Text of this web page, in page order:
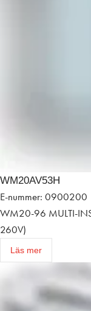
WM20AV53H
E-nummer: 0900200
WM20-96 MULTI-
260V)
Läs mer